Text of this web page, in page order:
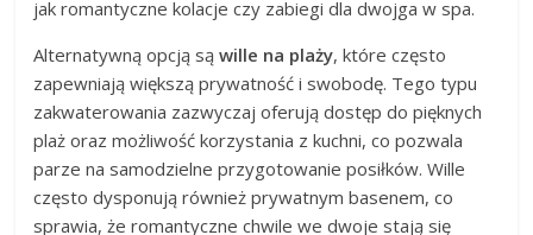
jak romantyczne kolacje czy zabiegi dla dwojga w spa.
Alternatywną opcją sąwille na plaży, które często
zapewniają większą prywatność i swobodę. Tego typu
zakwaterowania zazwyczaj oferują dostęp do pięknych
plaż oraz możliwość korzystania z kuchni, co pozwala
parze na samodzielne przygotowanie posiłków. Wille
często dysponują również prywatnym basenem, co
sprawia, że romantyczne chwile we dwoje stają się